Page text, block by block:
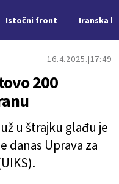
Istočni front Iranska
16.4.2025. 17:49
200
u štrajku glađu je
danas Uprava za